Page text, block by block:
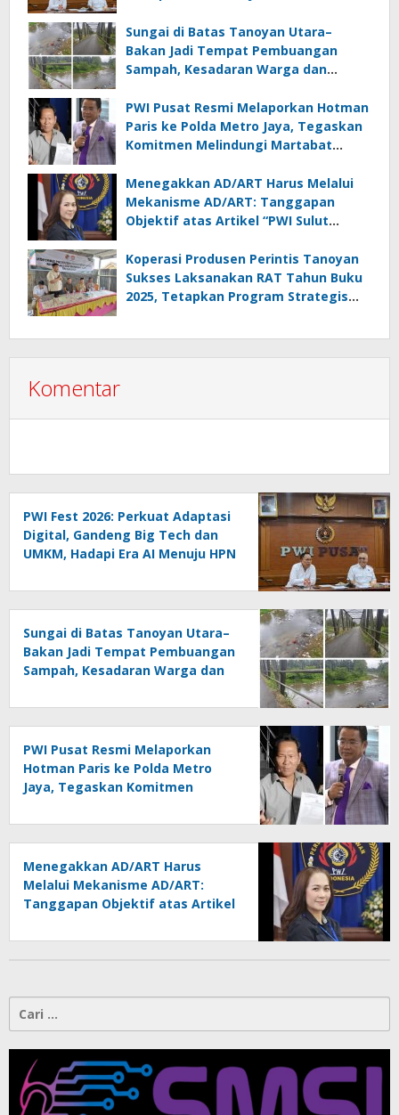
Sungai di Batas Tanoyan Utara–
Bakan Jadi Tempat Pembuangan
Sampah, Kesadaran Warga dan
PWI Pusat Resmi Melaporkan Hotman
Paris ke Polda Metro Jaya, Tegaskan
Komitmen Melindungi Martabat
Menegakkan AD/ART Harus Melalui
Mekanisme AD/ART: Tanggapan
Objektif atas Artikel “PWI Sulut
Melanggar Aturan”
Koperasi Produsen Perintis Tanoyan
Sukses Laksanakan RAT Tahun Buku
2025, Tetapkan Program Strategis
Komentar
PWI Fest 2026: Perkuat Adaptasi
Digital, Gandeng Big Tech dan
UMKM, Hadapi Era AI Menuju HPN
Sungai di Batas Tanoyan Utara–
Bakan Jadi Tempat Pembuangan
Sampah, Kesadaran Warga dan
Dipertanyakan
PWI Pusat Resmi Melaporkan
Hotman Paris ke Polda Metro
Jaya, Tegaskan Komitmen
Menegakkan AD/ART Harus
Melalui Mekanisme AD/ART:
Tanggapan Objektif atas Artikel
Konspirasi Melanggar Aturan”
untuk: